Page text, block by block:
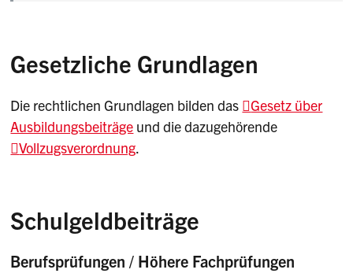
Gesetzliche Grundlagen
Die rechtlichen Grundlagen bilden das
Gesetz über
Ausbildungsbeiträge und die dazugehörende
Vollzugsverordnung.
Schulgeldbeiträge
Berufsprüfungen / Höhere Fachprüfungen